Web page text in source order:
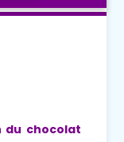
du chocolat